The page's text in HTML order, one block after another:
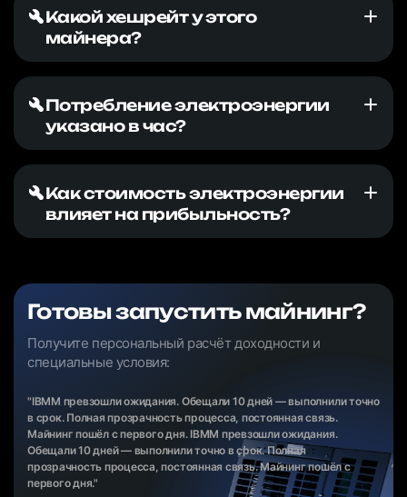
Какой хешрейт у этого
майнера?
Потребление электроэнергии
указано в час?
Как стоимость электроэнергии
влияет на прибыльность?
Готовы запустить майнинг?
Получите персональный расчёт доходности и
специальные условия:
"IBMM превзошли ожидания. Обещали 10 дней — выполнили точно
в срок. Полная прозрачность процесса, постоянная связь.
Майнинг пошёл с первого дня. IBMM превзошли ожидания.
Обещали 10 дней — выполнили точно в срок. Полная
прозрачность процесса, постоянная связь. Майнинг пошёл с
первого дня."